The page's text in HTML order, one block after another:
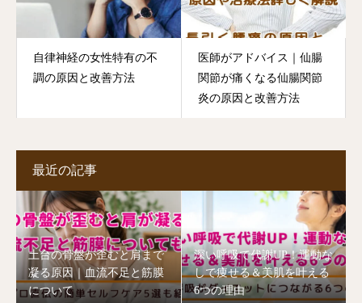
自律神経の女性特有の不
調の原因と改善方法
医師がアドバイス｜仙腸
関節が痛くなる仙腸関節
炎の原因と改善方法
最近の記事
土台の骨盤が歪むと肩まで
凝る原因｜血流不足と筋膜
について
深い呼吸で代謝UP！運動な
しで痩せる＆美肌を叶える
6つの理由